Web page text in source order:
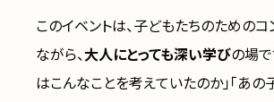
このイベントは、子どもたちのためのコ
ながら、大人にとっても深い学びの場で
はこんなことを考えていたのか」「あ